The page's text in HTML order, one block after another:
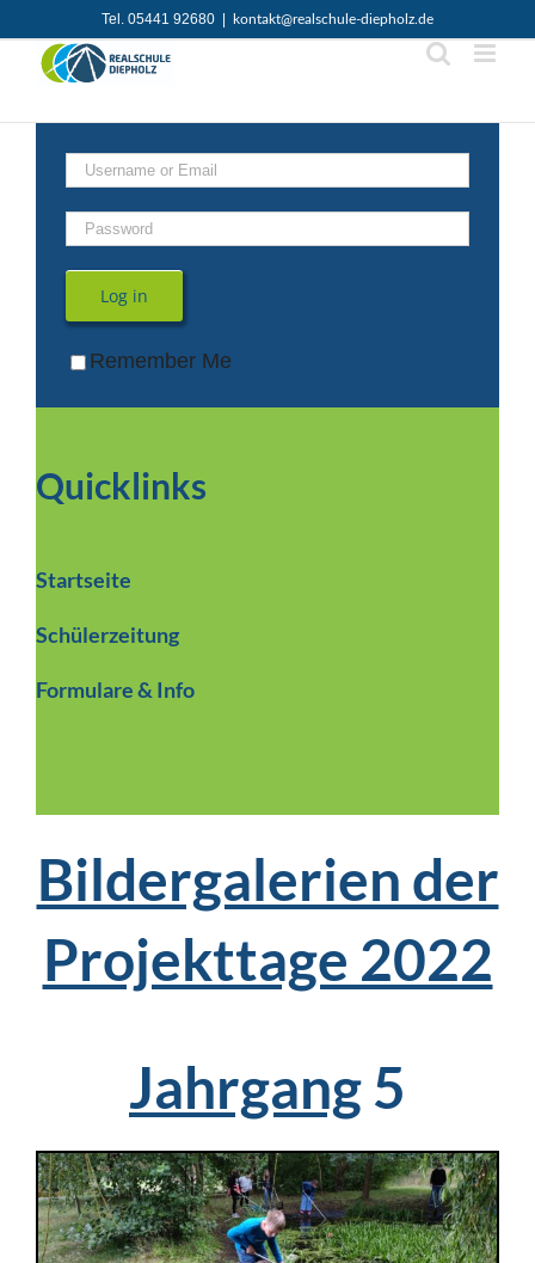
Inhalt
springen
Tel. 05441 92680 kontakt@realschule-diepholz.de
Log in
Remember Me
Quicklinks
Startseite
Schülerzeitung
Formulare & Info
Bildergalerien der
Projekttage 2022
Jahrgang5